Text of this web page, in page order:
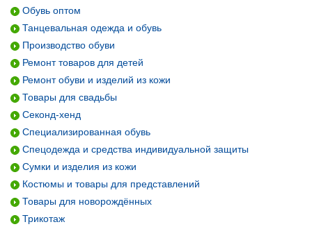
Обувь оптом
Танцевальная одежда и обувь
Производство обуви
Ремонт товаров для детей
Ремонт обуви и изделий из кожи
Товары для свадьбы
Секонд-хенд
Специализированная обувь
Спецодежда и средства индивидуальной защиты
Сумки и изделия из кожи
Костюмы и товары для представлений
Товары для новорождённых
Трикотаж